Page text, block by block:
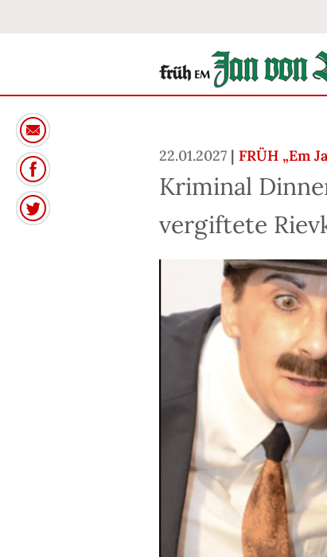
22.01.2027 | FRÜH „Em
Kriminal
vergiftete